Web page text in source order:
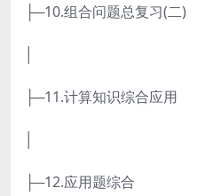
├─10.组合问题总复习(二)
├─11.计算知识综合应用
├─12.应用题综合